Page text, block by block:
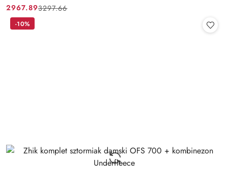
Cena
promocyjna:
2967.89
Cena
przed
3297.66
-10%